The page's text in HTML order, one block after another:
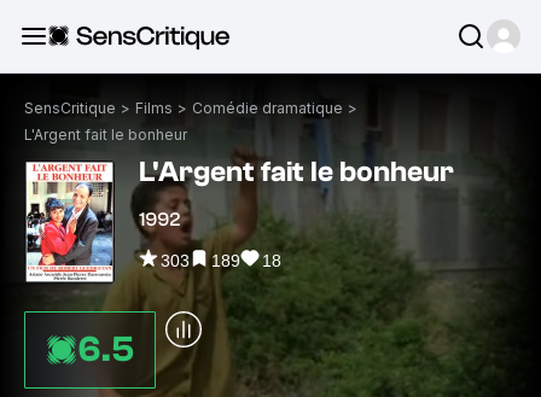
SensCritique > Films > Comédie dramatique >
L'Argent fait le bonheur
L'Argent fait le bonheur
1992
303 189 18
6.5